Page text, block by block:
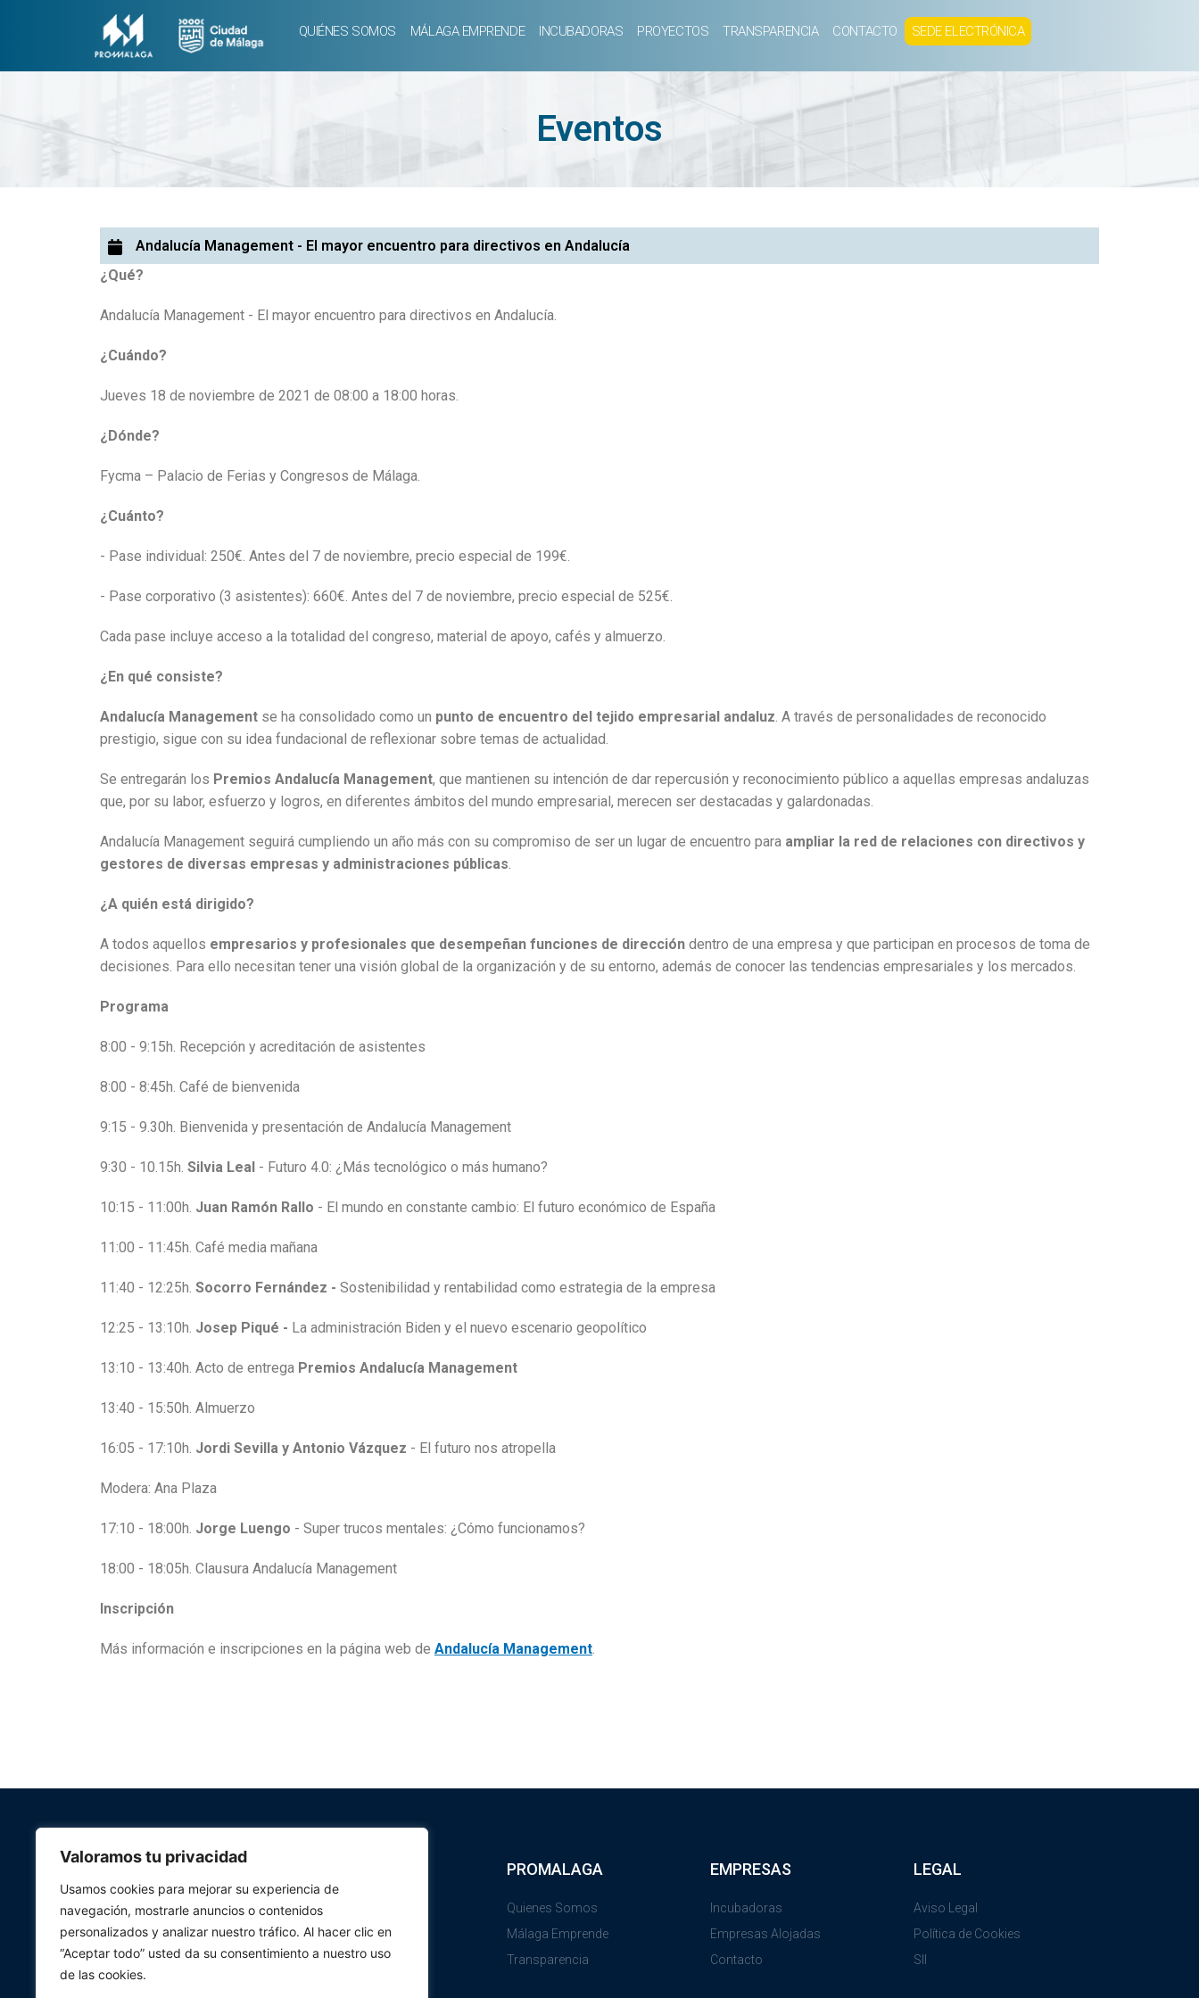
Valoramos tu privacidad
Usamos cookies para mejorar su experiencia de
navegación, mostrarle anuncios o contenidos
personalizados y analizar nuestro tráfico. Al hacer clic en
“Aceptar todo” usted da su consentimiento a nuestro uso
de las cookies.
QUIÉNES SOMOS MÁLAGA EMPRENDE INCUBADORAS PROYECTOS TRANSPARENCIA CONTACTO SEDE ELECTRÓNICA
Eventos
Andalucía Management - El mayor encuentro para directivos en Andalucía
¿Qué?
Andalucía Management - El mayor encuentro para directivos en Andalucía.
¿Cuándo?
Jueves 18 de noviembre de 2021 de 08:00 a 18:00 horas.
¿Dónde?
Fycma – Palacio de Ferias y Congresos de Málaga.
¿Cuánto?
- Pase individual: 250€. Antes del 7 de noviembre, precio especial de 199€.
- Pase corporativo (3 asistentes): 660€. Antes del 7 de noviembre, precio especial de 525€.
Cada pase incluye acceso a la totalidad del congreso, material de apoyo, cafés y almuerzo.
¿En qué consiste?
Andalucía Management se ha consolidado como un punto de encuentro del tejido empresarial andaluz. A través de personalidades de reconocido
prestigio, sigue con su idea fundacional de reflexionar sobre temas de actualidad.
Se entregarán los Premios Andalucía Management, que mantienen su intención de dar repercusión y reconocimiento público a aquellas empresas andaluzas
que, por su labor, esfuerzo y logros, en diferentes ámbitos del mundo empresarial, merecen ser destacadas y galardonadas.
Andalucía Management seguirá cumpliendo un año más con su compromiso de ser un lugar de encuentro para ampliar la red de relaciones con directivos y
gestores de diversas empresas y administraciones públicas.
¿A quién está dirigido?
A todos aquellos empresarios y profesionales que desempeñan funciones de dirección dentro de una empresa y que participan en procesos de toma de
decisiones. Para ello necesitan tener una visión global de la organización y de su entorno, además de conocer las tendencias empresariales y los mercados.
Programa
8:00 - 9:15h. Recepción y acreditación de asistentes
8:00 - 8:45h. Café de bienvenida
9:15 - 9.30h. Bienvenida y presentación de Andalucía Management
9:30 - 10.15h. Silvia Leal - Futuro 4.0: ¿Más tecnológico o más humano?
10:15 - 11:00h. Juan Ramón Rallo - El mundo en constante cambio: El futuro económico de España
11:00 - 11:45h. Café media mañana
11:40 - 12:25h. Socorro Fernández - Sostenibilidad y rentabilidad como estrategia de la empresa
12:25 - 13:10h. Josep Piqué - La administración Biden y el nuevo escenario geopolítico
13:10 - 13:40h. Acto de entrega Premios Andalucía Management
13:40 - 15:50h. Almuerzo
16:05 - 17:10h. Jordi Sevilla y Antonio Vázquez - El futuro nos atropella
Modera: Ana Plaza
17:10 - 18:00h. Jorge Luengo - Super trucos mentales: ¿Cómo funcionamos?
18:00 - 18:05h. Clausura Andalucía Management
Inscripción
Más información e inscripciones en la página web de Andalucía Management.
PROMALAGA
Quienes Somos
Málaga Emprende
Transparencia
EMPRESAS
Incubadoras
Empresas Alojadas
Contacto
LEGAL
Aviso Legal
Política de Cookies
SII